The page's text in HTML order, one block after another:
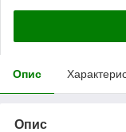
Опис
Опис